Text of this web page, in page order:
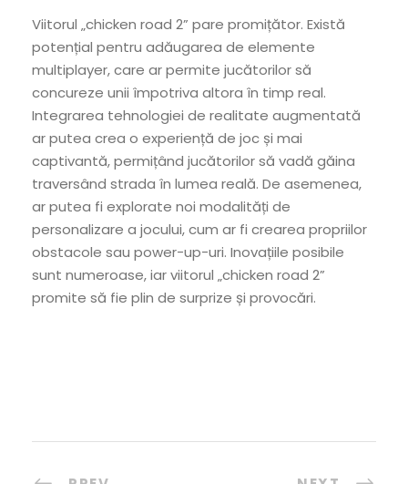
Viitorul „chicken road 2” pare promițător. Există
potențial pentru adăugarea de elemente
multiplayer, care ar permite jucătorilor să
concureze unii împotriva altora în timp real.
Integrarea tehnologiei de realitate augmentată
ar putea crea o experiență de joc și mai
captivantă, permițând jucătorilor să vadă găina
traversând strada în lumea reală. De asemenea,
ar putea fi explorate noi modalități de
personalizare a jocului, cum ar fi crearea propriilor
obstacole sau power-up-uri. Inovațiile posibile
sunt numeroase, iar viitorul „chicken road 2”
promite să fie plin de surprize și provocări.